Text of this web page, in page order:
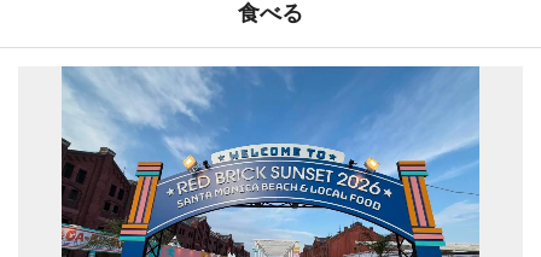
食べる